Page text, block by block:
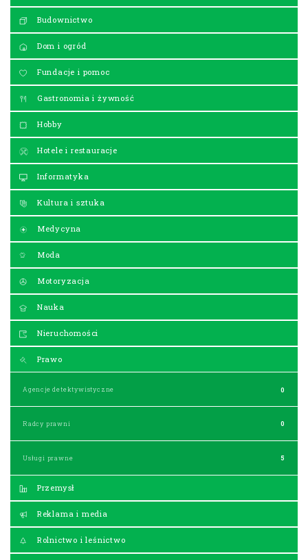
Budownictwo
Dom i ogród
Fundacje i pomoc
Gastronomia i żywność
Hobby
Hotele i restauracje
Informatyka
Kultura i sztuka
Medycyna
Moda
Motoryzacja
Nauka
Nieruchomości
Prawo
Agencje detektywistyczne 0
Radcy prawni 0
Usługi prawne 5
Przemysł
Reklama i media
Rolnictwo i leśnictwo